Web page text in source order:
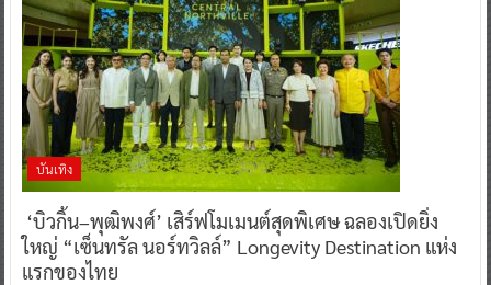
บันเทิง
‘บิวกิ้น–พุฒิพงศ์’ เสิร์ฟโมเมนต์สุดพิเศษ ฉลองเปิดยิ่ง
ใหญ่ “เซ็นทรัล นอร์ทวิลล์” Longevity Destination แห่ง
แรกของไทย